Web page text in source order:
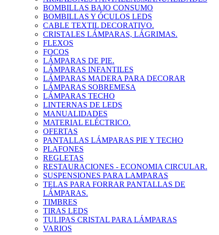
BOMBILLAS BAJO CONSUMO
BOMBILLAS Y ÓCULOS LEDS
CABLE TEXTIL DECORATIVO.
CRISTALES LÁMPARAS, LÁGRIMAS.
FLEXOS
FOCOS
LÁMPARAS DE PIE.
LÁMPARAS INFANTILES
LÁMPARAS MADERA PARA DECORAR
LÁMPARAS SOBREMESA
LÁMPARAS TECHO
LINTERNAS DE LEDS
MANUALIDADES
MATERIAL ELÉCTRICO.
OFERTAS
PANTALLAS LÁMPARAS PIE Y TECHO
PLAFONES
REGLETAS
RESTAURACIONES - ECONOMIA CIRCULAR.
SUSPENSIONES PARA LAMPARAS
TELAS PARA FORRAR PANTALLAS DE
LÁMPARAS.
TIMBRES
TIRAS LEDS
TULIPAS CRISTAL PARA LÁMPARAS
VARIOS